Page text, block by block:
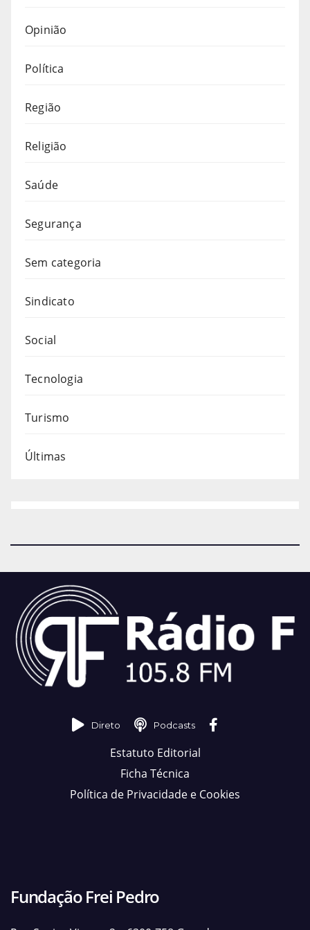
Opinião
Política
Região
Religião
Saúde
Segurança
Sem categoria
Sindicato
Social
Tecnologia
Turismo
Últimas
Direto Podcasts
Estatuto Editorial
Ficha Técnica
Política de Privacidade e Cookies
Fundação Frei Pedro